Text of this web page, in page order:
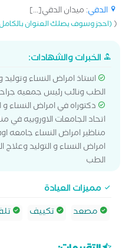
الدقي: ميدان الدقي[...]
((احجز وسوف يصلك العنوان بالكامل
الخبرات والشهادات:
استاذ امراض النساء
الطب ونائب رئيس جمعيه
دكتوراه في امراض النساء
اتحاد الجامعات الاوروبيه في
مناظير امراض النساء جامعه
امراض النساء و التوليد وعلاج
الطب
مميزات العيادة
مصعد
تكييف